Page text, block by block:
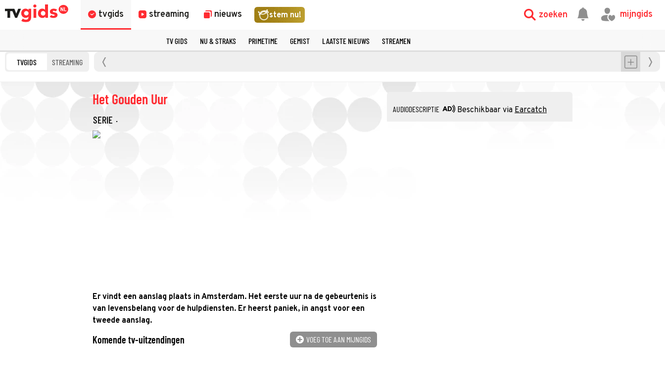
tvgids streaming nieuws stem nu! zoeken mijngids
TV GIDS NU & STRAKS PRIMETIME GEMIST LAATSTE NIEUWS STREAMEN
TVGIDS STREAMING
Het Gouden Uur
SERIE ·
Er vindt een aanslag plaats in Amsterdam. Het eerste uur na de gebeurtenis is
van levensbelang voor de hulpdiensten. Er heerst paniek, in angst voor een
tweede aanslag.
Komende tv-uitzendingen VOEG TOE AAN MIJNGIDS
AUDIODESCRIPTIE Beschikbaar via Earcatch